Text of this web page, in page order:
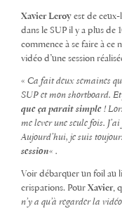
Xavier Leroy est de ceux-
dans le SUP il y a plus de
commence à se faire à ce
vidéo d’une session
« Ca fait deux semaines
SUP et mon shortboard. Et
que ça parait simple !
me lever une seule fois.
Aujourd’hui, je suis
session« .
Voir débarquer un foil au
crispations. Pour Xavier,
n’y a qu’à regarder la